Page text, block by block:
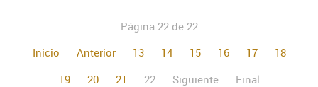
Página 22 de 22
Inicio
Anterior 13 14 15 16 17
18
19
20 21 22 Siguiente Final